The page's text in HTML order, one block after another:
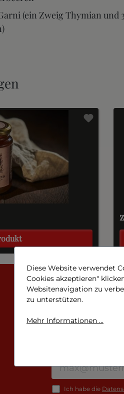
(ein Zweig Thymian und
Ich habe die
Diese Website verwendet
Cookies akzeptieren"
Websitenavigation zu
zu unterstützen.
Mehr Informationen ...